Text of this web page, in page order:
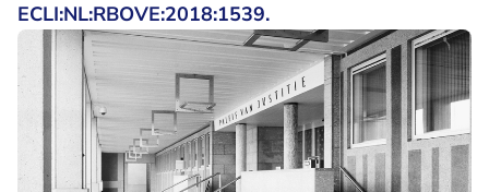
ECLI:NL:RBOVE:2018:1539.